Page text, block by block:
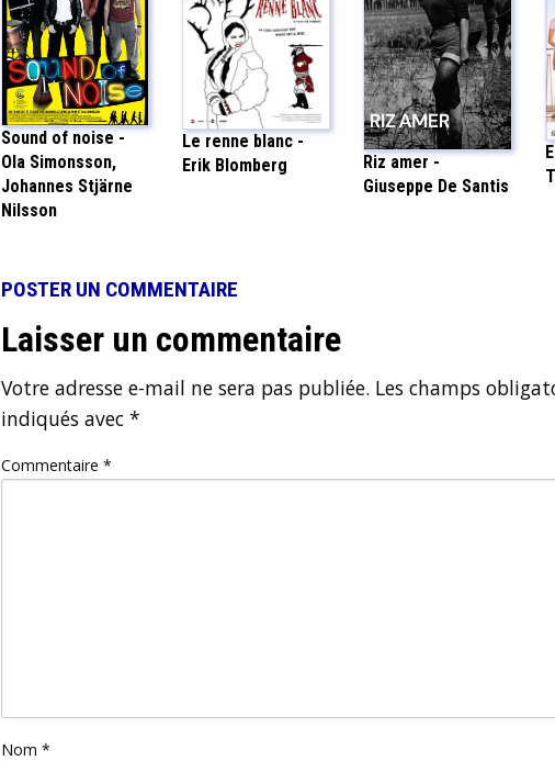
Sound of noise -
Ola Simonsson,
Johannes Stjärne
Nilsson
Le renne blanc -
Erik Blomberg
Riz amer -
Giuseppe De Santis
POSTER UN COMMENTAIRE
Laisser un commentaire
Votre adresse e-mail ne sera pas publiée. Les champs
indiqués avec *
Commentaire *
Nom *